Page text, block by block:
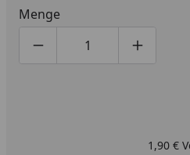
Menge
Produktmenge um eins
Produktmenge
1,90 €